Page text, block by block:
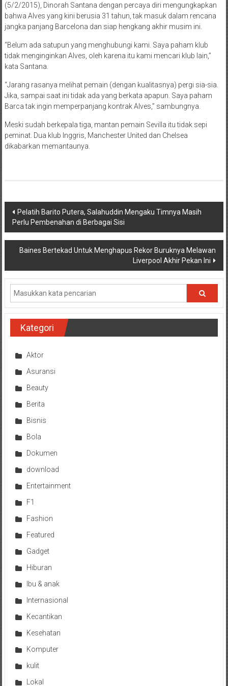
(5/2/2015), Dinorah Santana dengan percaya diri mengungkapkan
bahwa Alves yang kini berusia 31 tahun, tak masuk dalam rencana
jangka panjang Barcelona dan siap hengkang akhir musim ini.
“Belum ada satupun yang menghubungi kami. Saya paham klub
tidak menginginkan Alves, oleh karena itu kami mencari klub lain,”
kata Santana.
“Jarang rasanya melihat pemain (dengan kualitasnya) pergi sia-sia.
Jika, sampai saat ini tidak ada yang berkata apapun. Saya paham
Barca tak ingin memperpanjang kontrak Alves,” sambungnya.
Meski sudah berkepala tiga, mantan pemain Sevilla itu tidak sepi
peminat. Dua klub Inggris, Manchester United dan Chelsea
dikabarkan memantaunya.
Navigasi
pos
Pelatih Barito Putera, Salahuddin Mengaku Timnya Masih
Perlu Pembenahan di Berbagai Sisi
Baines Bertekad Untuk Menghapus Rekor Buruknya Melawan
Liverpool Akhir Pekan Ini
Kategori
Aktor
Asuransi
Beauty
Berita
Bisnis
Bola
Dokumen
download
Entertainment
F1
Fashion
Featured
Gadget
Hiburan
Ibu & anak
Internasional
Kecantikan
Kesehatan
Komputer
kulit
Lokal